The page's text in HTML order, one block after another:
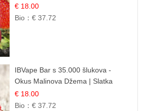
Mješavina
€ 18.00
Bio：€ 37.72
IBVape Bar s 35.000 šlukova -
Okus Malinova Džema | Slatka
Voćna Aroma
€ 18.00
Bio：€ 37.72